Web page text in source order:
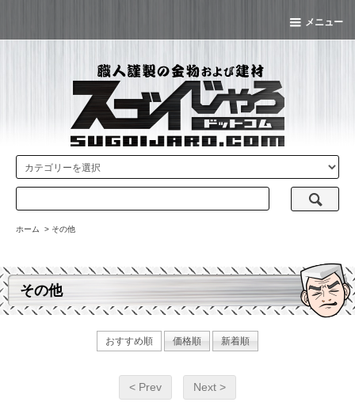
メニュー
ホーム > その他
その他
おすすめ順 価格順 新着順
< Prev Next >